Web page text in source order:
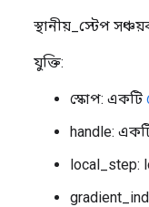
স্থানীয়_স্টেপ
যুক্তি:
স্কোপ: একটি
handle:
local_step: